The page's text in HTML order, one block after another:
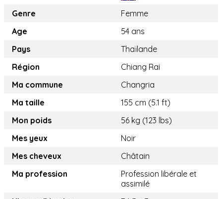
Genre
Femme
Age
54 ans
Pays
Thaïlande
Région
Chiang Rai
Ma commune
Changria
Ma taille
155 cm (5.1 ft)
Mon poids
56 kg (123 lbs)
Mes yeux
Noir
Mes cheveux
Châtain
Ma profession
Profession libérale et
assimilé